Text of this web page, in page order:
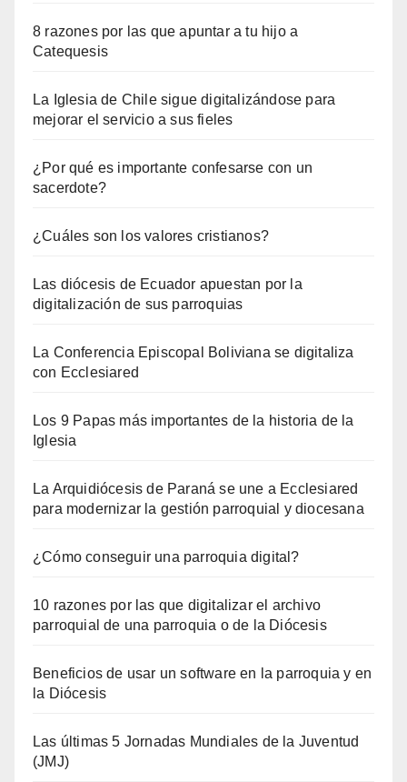
8 razones por las que apuntar a tu hijo a
Catequesis
La Iglesia de Chile sigue digitalizándose para
mejorar el servicio a sus fieles
¿Por qué es importante confesarse con un
sacerdote?
¿Cuáles son los valores cristianos?
Las diócesis de Ecuador apuestan por la
digitalización de sus parroquias
La Conferencia Episcopal Boliviana se digitaliza
con Ecclesiared
Los 9 Papas más importantes de la historia de la
Iglesia
La Arquidiócesis de Paraná se une a Ecclesiared
para modernizar la gestión parroquial y diocesana
¿Cómo conseguir una parroquia digital?
10 razones por las que digitalizar el archivo
parroquial de una parroquia o de la Diócesis
Beneficios de usar un software en la parroquia y en
la Diócesis
Las últimas 5 Jornadas Mundiales de la Juventud
(JMJ)